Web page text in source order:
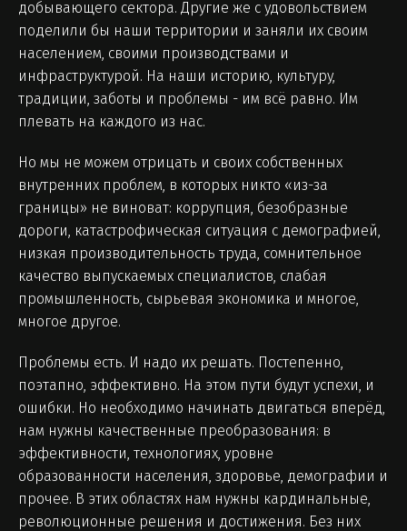
добывающего сектора. Другие же с удовольствием
поделили бы наши территории и заняли их своим
населением, своими производствами и
инфраструктурой. На наши историю, культуру,
традиции, заботы и проблемы - им всё равно. Им
плевать на каждого из нас.
Но мы не можем отрицать и своих собственных
внутренних проблем, в которых никто «из-за
границы» не виноват: коррупция, безобразные
дороги, катастрофическая ситуация с демографией,
низкая производительность труда, сомнительное
качество выпускаемых специалистов, слабая
промышленность, сырьевая экономика и многое,
многое другое.
Проблемы есть. И надо их решать. Постепенно,
поэтапно, эффективно. На этом пути будут успехи, и
ошибки. Но необходимо начинать двигаться вперёд,
нам нужны качественные преобразования: в
эффективности, технологиях, уровне
образованности населения, здоровье, демографии и
прочее. В этих областях нам нужны кардинальные,
революционные решения и достижения. Без них